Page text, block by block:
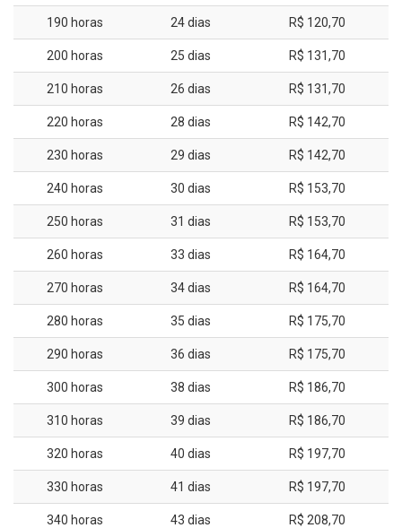
190 horas 24 dias R$ 120,70
200 horas 25 dias R$ 131,70
210 horas 26 dias R$ 131,70
220 horas 28 dias R$ 142,70
230 horas 29 dias R$ 142,70
240 horas 30 dias R$ 153,70
250 horas 31 dias R$ 153,70
260 horas 33 dias R$ 164,70
270 horas 34 dias R$ 164,70
280 horas 35 dias R$ 175,70
290 horas 36 dias R$ 175,70
300 horas 38 dias R$ 186,70
310 horas 39 dias R$ 186,70
320 horas 40 dias R$ 197,70
330 horas 41 dias R$ 197,70
340 horas 43 dias R$ 208,70